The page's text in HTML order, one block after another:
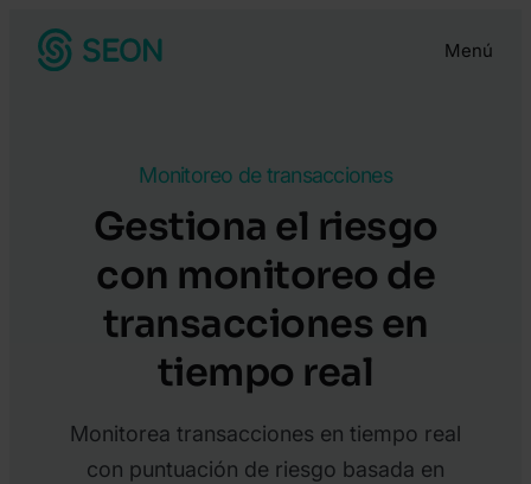
Menú
Monitoreo de transacciones
Gestiona el riesgo
con monitoreo de
transacciones en
tiempo real
Monitorea transacciones en tiempo real
con puntuación de riesgo basada en